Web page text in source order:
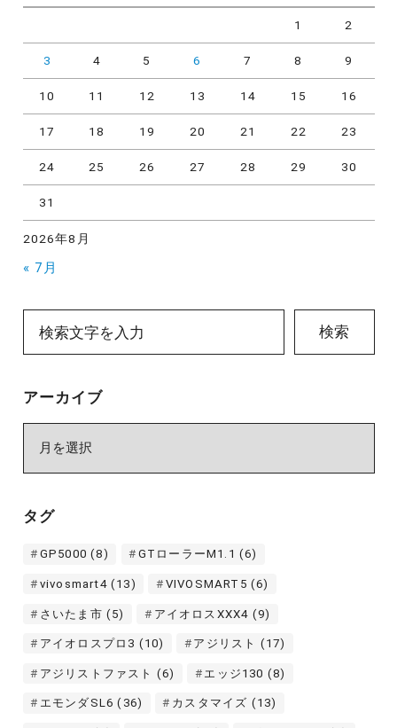
2026年8月
1 2
3 4 5 6 7 8 9
10 11 12 13 14 15 16
17 18 19 20 21 22 23
24 25 26 27 28 29 30
31
« 7月
検索
アーカイブ
ブ
タグ
GP5000 (8) GTローラーM1.1 (6)
vivosmart4(13) VIVOSMART5 (6)
さいたま市 (5) アイオロスXXX4 (9)
アイオロスプロ3 (10) アジリスト (17)
アジリストファスト (6) エッジ130 (8)
エモンダSL6 (36) カスタマイズ (13)